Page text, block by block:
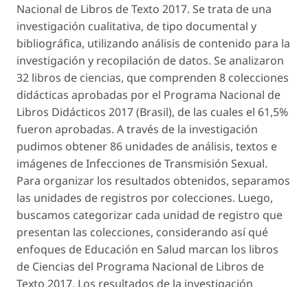
Nacional de Libros de Texto 2017. Se trata de una
investigación cualitativa, de tipo documental y
bibliográfica, utilizando análisis de contenido para la
investigación y recopilación de datos. Se analizaron
32 libros de ciencias, que comprenden 8 colecciones
didácticas aprobadas por el Programa Nacional de
Libros Didácticos 2017 (Brasil), de las cuales el 61,5%
fueron aprobadas. A través de la investigación
pudimos obtener 86 unidades de análisis, textos e
imágenes de Infecciones de Transmisión Sexual.
Para organizar los resultados obtenidos, separamos
las unidades de registros por colecciones. Luego,
buscamos categorizar cada unidad de registro que
presentan las colecciones, considerando así qué
enfoques de Educación en Salud marcan los libros
de Ciencias del Programa Nacional de Libros de
Texto 2017. Los resultados de la investigación